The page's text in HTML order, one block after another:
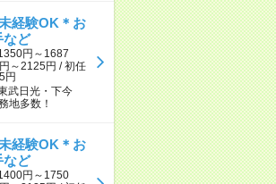
経験OK＊お
など
円～1687
～2125円 / 初任
円
武日光・下今
地多数！
経験OK＊お
など
円～1750